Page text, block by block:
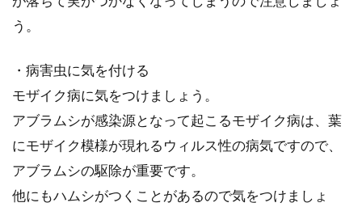
う。
・病害虫に気を付ける
モザイク病に気をつけましょう。
アブラムシが感染源となって起こるモザイク病は、葉
にモザイク模様が現れるウィルス性の病気ですので、
アブラムシの駆除が重要です。
他にもハムシがつくことがあるので気をつけましょ